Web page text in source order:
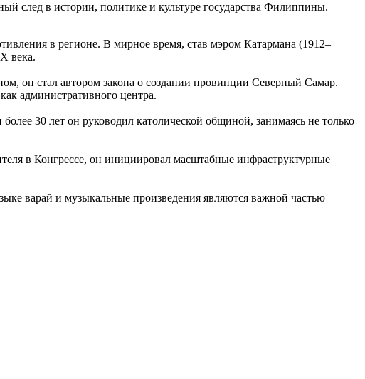
след в истории, политике и культуре государства Филиппины.
в регионе. В мирное время, став мэром Катармана (1912–
века.
он стал автором закона о создании провинции Северный Самар.
административного центра.
30 лет он руководил католической общиной, занимаясь не только
в Конгрессе, он инициировал масштабные инфраструктурные
варай и музыкальные произведения являются важной частью